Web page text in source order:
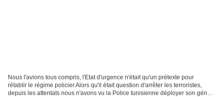
Nous l'avions tous compris, l'Etat d'urgence n'était qu'un prétexte pour
rétablir le régime policier.Alors qu'il était question d'arrêter les terroristes,
depuis les attentats nous n'avons vu la Police tunisienne déployer son génie